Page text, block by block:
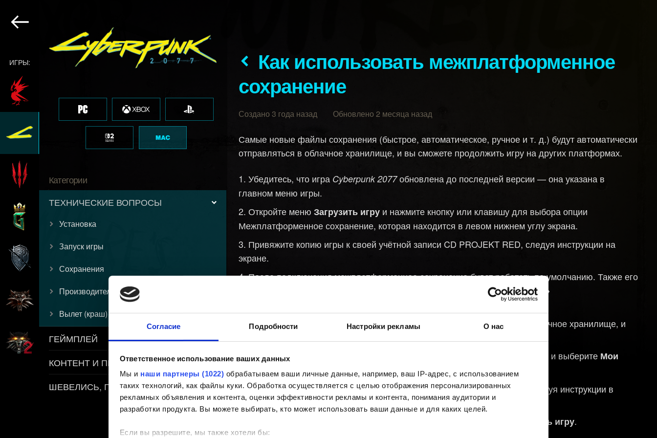
Согласие Подробности Настройки рекламы О нас
Ответственное использование ваших данных
Мы и наши партнеры (1022) обрабатываем ваши личные данные, например, ваш IP-адрес, с использованием
таких технологий, как файлы куки. Обработка осуществляется с целью отображения персонализированных
рекламных объявления и контента, оценки эффективности рекламы и контента, понимания аудитории и
разработки продукта. Вы можете выбирать, кто может использовать ваши данные и для каких целей.
Если вы разрешите, мы также хотели бы:
ИГРЫ:
Категории
ТЕХНИЧЕСКИЕ ВОПРОСЫ
Установка
Запуск игры
Сохранения
Производительность
Вылет (краш)
ГЕЙМПЛЕЙ
КОНТЕНТ И ПРАВИЛА
ШЕВЕЛИСЬ, ПЛОТВА
Как использовать межплатформенное
сохранение
Создано 3 года назад Обновлено 2 месяца назад
Самые новые файлы сохранения (быстрое, автоматическое, ручное и т. д.) будут автоматически
отправляться в облачное хранилище, и вы сможете продолжить игру на других платформах.
Убедитесь, что игра Cyberpunk 2077обновлена до последней версии — она указана в
главном меню игры.
Откройте менюЗагрузить игру и нажмите кнопку или клавишу для выбора опции
Межплатформенное сохранение, которая находится в левом нижнем углу экрана.
Привяжите копию игры к своей учётной записи CD PROJEKT RED, следуя инструкции на
экране.
После подключения межплатформенное сохранение будет работать по умолчанию. Также его
Игровой процесс
→
Создайте новое сохранение. Оно будет автоматически загружено в облачное хранилище, и
Запустите игру
на платформе, на которой хотите играть, и выберите Мои
награды.
Привяжите копию игры к той же учётной записи CD PROJEKT RED, следуя инструкции в
шаге 3.
Загрузить игру.